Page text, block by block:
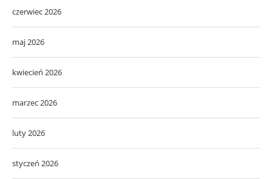
czerwiec 2026
maj 2026
kwiecień 2026
marzec 2026
luty 2026
styczeń 2026